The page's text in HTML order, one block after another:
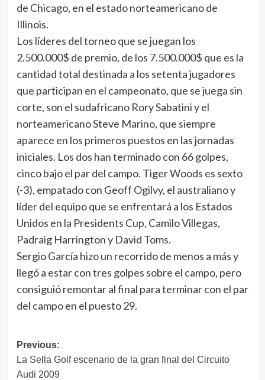
de Chicago, en el estado norteamericano de
Illinois.
Los líderes del torneo que se juegan los
2.500.000$ de premio, de los 7.500.000$ que es la
cantidad total destinada a los setenta jugadores
que participan en el campeonato, que se juega sin
corte, son el sudafricano Rory Sabatini y el
norteamericano Steve Marino, que siempre
aparece en los primeros puestos en las jornadas
iniciales. Los dos han terminado con 66 golpes,
cinco bajo el par del campo. Tiger Woods es sexto
(-3), empatado con Geoff Ogilvy, el australiano y
líder del equipo que se enfrentará a los Estados
Unidos en la Presidents Cup, Camilo Villegas,
Padraig Harrington y David Toms.
Sergio García hizo un recorrido de menos a más y
llegó a estar con tres golpes sobre el campo, pero
consiguió remontar al final para terminar con el par
del campo en el puesto 29.
Navegación
de
Previous:
La Sella Golf escenario de la gran final del Circuito
Audi 2009